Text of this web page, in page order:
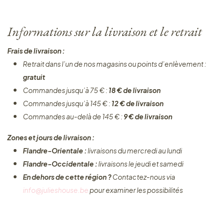
Informations sur la livraison et le retrait
Frais de livraison :
Retrait dans l’un de nos magasins ou points d’enlèvement :
gratuit
Commandes jusqu’à 75 € : 18 € de livraison
Commandes jusqu’à 145 € : 12 € de livraison
Commandes au-delà de 145 € : 9 € de livraison
Zones et jours de livraison :
Flandre-Orientale :livraisons du mercredi au lundi
Flandre-Occidentale :livraisons le jeudi et samedi
En dehors de cette région ?Contactez-nous via
info@julieshouse.bepour examiner les possibilités